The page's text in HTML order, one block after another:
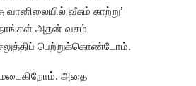
வீசும் காற்று’
அதன் வசம்
பெற்றுக்கொண்டோம்.
அதை